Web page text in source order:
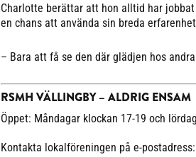
Charlotte berättar att hon alltid har
en chans att använda sin breda
– Bara att få se den där glädjen hos
RSMH VÄLLINGBY – ALDRIG ENSAM
Öppet: Måndagar klockan 17-19 och
Kontakta lokalföreningen på e-postadress: